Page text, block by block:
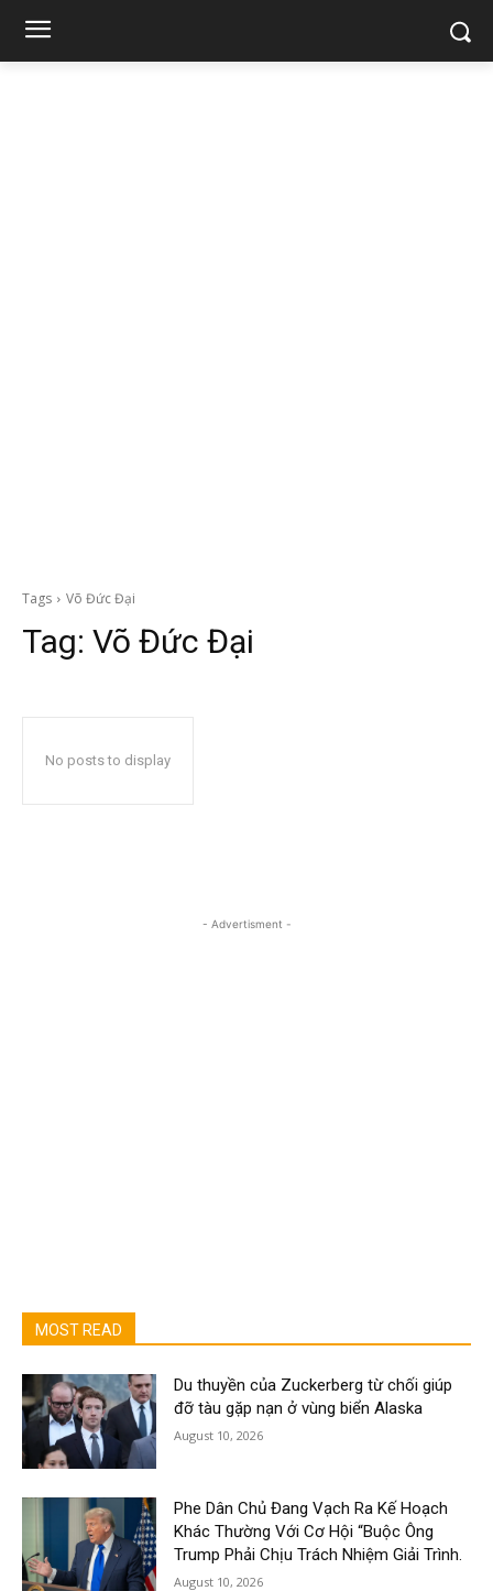
Tags Võ Đức Đại
Tag: Võ Đức Đại
No posts to display
- Advertisment -
MOST READ
Du thuyền của Zuckerberg từ chối giúp
đỡ tàu gặp nạn ở vùng biển Alaska
August 10, 2026
Phe Dân Chủ Đang Vạch Ra Kế Hoạch
Khác Thường Với Cơ Hội “Buộc Ông
Trump Phải Chịu Trách Nhiệm Giải Trình.
August 10, 2026